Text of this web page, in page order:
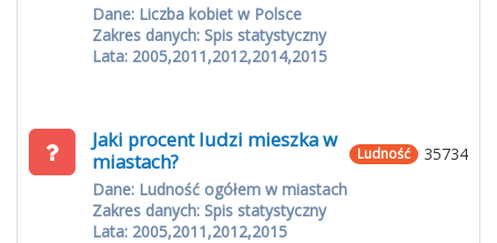
Dane: Liczba kobiet w Polsce
Zakres danych: Spis statystyczny
Lata: 2005,2011,2012,2014,2015
35734
Ludność
Jaki procent ludzi mieszka w
miastach?
Dane: Ludność ogółem w miastach
Zakres danych: Spis statystyczny
Lata: 2005,2011,2012,2015